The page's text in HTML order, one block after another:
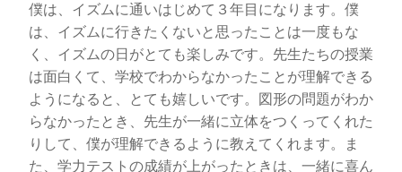
僕は、イズムに通いはじめて３年目になります。僕
は、イズムに行きたくないと思ったことは一度もな
く、イズムの日がとても楽しみです。先生たちの授業
は面白くて、学校でわからなかったことが理解できる
ようになると、とても嬉しいです。図形の問題がわか
らなかったとき、先生が一緒に立体をつくってくれた
りして、僕が理解できるように教えてくれます。ま
た、学力テストの成績が上がったときは、一緒に喜ん